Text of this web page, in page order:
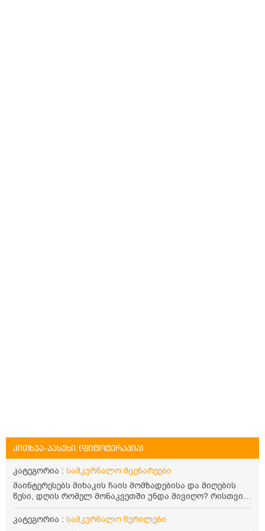
კითხვა-პასუხი (ფიტოტერაპია)
კატეგორია : სამკურნალო მცენარეები
მაინტერესებს მიხაკის ჩაის მომზადებისა და მიღების
წესი, დღის რომელ მონაკვეთში უნდა მივიღო? რისთვის
არის სასარგებლო და უკუჩვენება თუ აქვს
კატეგორია : სამკურნალო წერილები